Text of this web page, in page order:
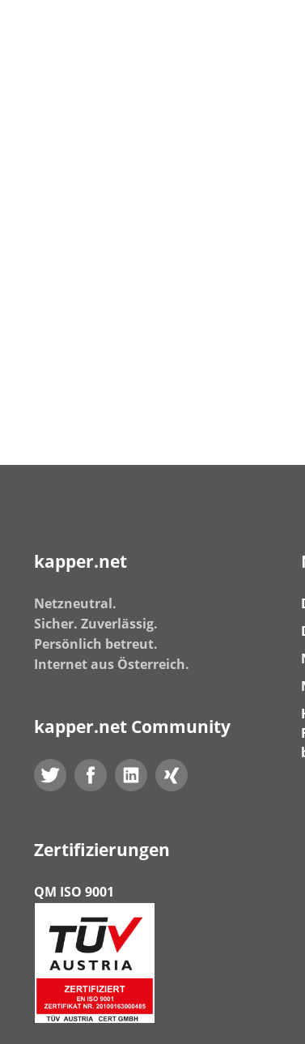
kapper.net
Netzneutral.
Sicher. Zuverlässig.
Persönlich betreut.
Internet aus Österreich.
kapper.net Community
Twitter FacebookLinkedIn
Zertifizierungen
QM ISO 9001